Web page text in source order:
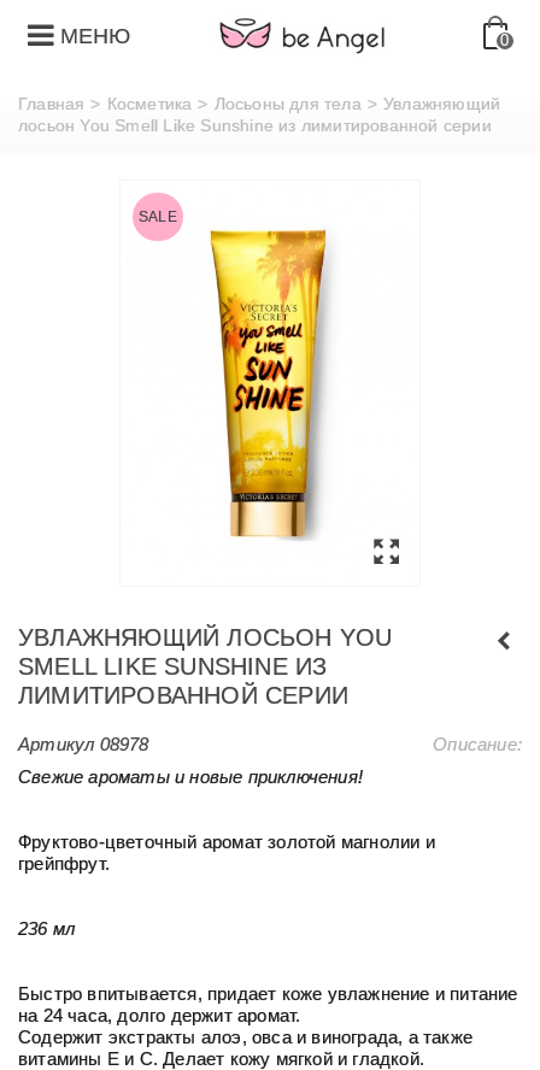
МЕНЮ 0
Главная > Косметика > Лосьоны для тела > Увлажняющий
лосьон You Smell Like Sunshine из лимитированной серии
SALE
УВЛАЖНЯЮЩИЙ ЛОСЬОН YOU
SMELL LIKE SUNSHINE ИЗ
ЛИМИТИРОВАННОЙ СЕРИИ
Артикул 08978
Описание:
Свежие ароматы и новые приключения!
Фруктово-цветочный аромат золотой магнолии и
грейпфрут.
236 мл
Быстро впитывается, придает коже увлажнение и питание
на 24 часа, долго держит аромат.
Содержит экстракты алоэ, овса и винограда, а также
витамины E и C. Делает кожу мягкой и гладкой.